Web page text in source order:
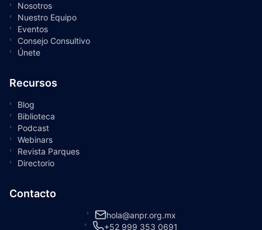
Nosotros
Nuestro Equipo
Eventos
Consejo Consultivo
Únete
Recursos
Blog
Biblioteca
Podcast
Webinars
Revista Parques
Directorio
Contacto
hola@anpr.org.mx
+52 999 353 0691